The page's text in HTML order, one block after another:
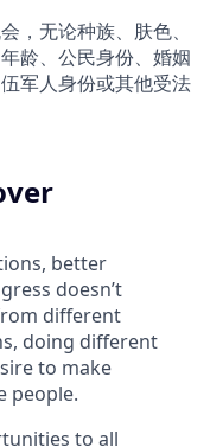
，无论种族、肤色、
龄、公民身份、婚姻
军人身份或其他受法
better
doesn’t
different
doing different
to make
people.
to all